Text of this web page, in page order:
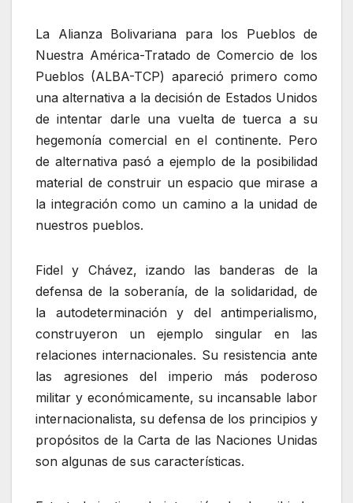
La Alianza Bolivariana para los Pueblos de
Nuestra América-Tratado de Comercio de los
Pueblos (ALBA-TCP) apareció primero como
una alternativa a la decisión de Estados Unidos
de intentar darle una vuelta de tuerca a su
hegemonía comercial en el continente. Pero
de alternativa pasó a ejemplo de la posibilidad
material de construir un espacio que mirase a
la integración como un camino a la unidad de
nuestros pueblos.
Fidel y Chávez, izando las banderas de la
defensa de la soberanía, de la solidaridad, de
la autodeterminación y del antimperialismo,
construyeron un ejemplo singular en las
relaciones internacionales. Su resistencia ante
las agresiones del imperio más poderoso
militar y económicamente, su incansable labor
internacionalista, su defensa de los principios y
propósitos de la Carta de las Naciones Unidas
son algunas de sus características.